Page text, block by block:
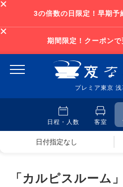
3の倍数の日限定！早期予
期間限定！クーポン
プレミア東京
日程・人数 客室
日付指定なし
「カルピスルーム